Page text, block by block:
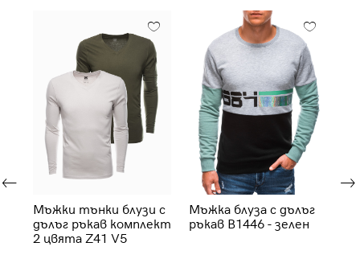
Мъжки тънки блузи с
дълъг ръкав комплект
2 цвята Z41 V5
Мъжка блуза с дълъг
ръкав B1446 - зелен